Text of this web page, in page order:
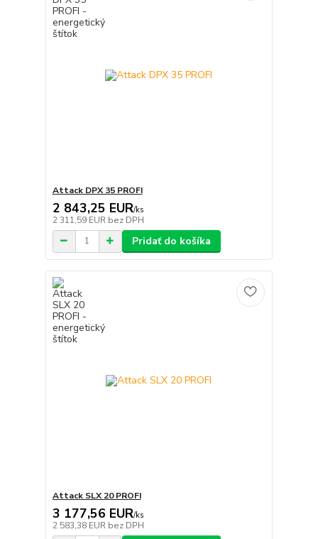
Attack DPX 35 PROFI
2 843,25 EUR/ks
2 311,59 EUR bez DPH
Pridať do košíka
Attack SLX 20 PROFI
3 177,56 EUR/ks
2 583,38 EUR bez DPH